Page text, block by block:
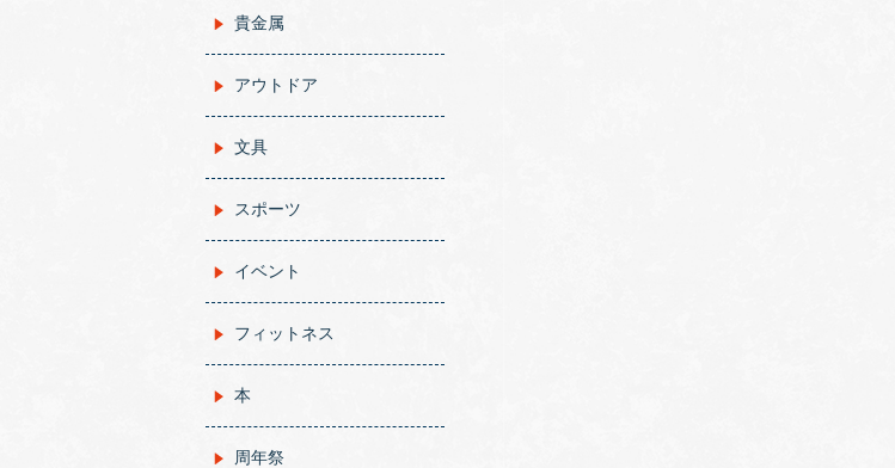
貴金属
アウトドア
文具
スポーツ
イベント
フィットネス
本
周年祭